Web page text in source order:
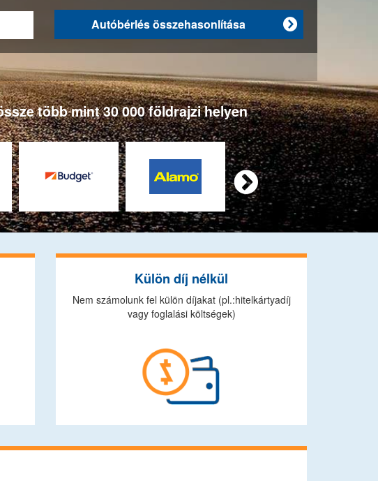

Autóbérlés összehasonlítása
több mint 30 000 földrajzi helyen

Külön díj nélkül
Nem számolunk fel külön díjakat (pl.:hitelkártyadíj
vagy foglalási költségek)